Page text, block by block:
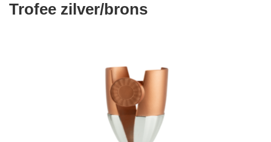
Trofee zilver/brons